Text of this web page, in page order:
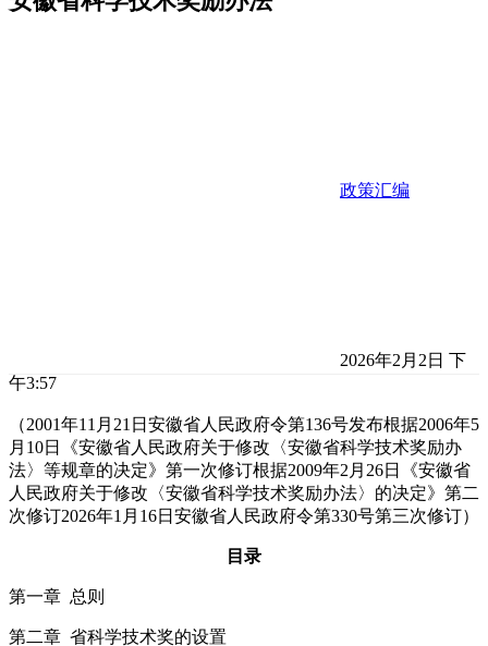
政策汇编
2026年2月2日 下
午3:57
（2001年11月21日安徽省人民政府令第136号发布根据2006年5
月10日《安徽省人民政府关于修改〈安徽省科学技术奖励办
法〉等规章的决定》第一次修订根据2009年2月26日《安徽省
人民政府关于修改〈安徽省科学技术奖励办法〉的决定》第二
次修订2026年1月16日安徽省人民政府令第330号第三次修订）
目录
第一章 总则
第二章 省科学技术奖的设置